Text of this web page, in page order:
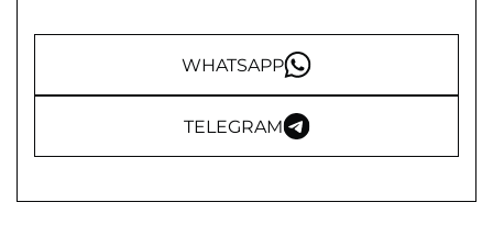
WHATSAPP
TELEGRAM